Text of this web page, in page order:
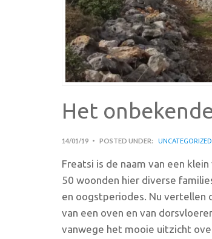
Het
14/01/19 POSTED UNDER: UNCATEGORIZED
Freatsi is de naam van een
50 woonden hier diverse
en oogstperiodes. Nu vertellen
van een oven en van
vanwege het mooie uitzicht